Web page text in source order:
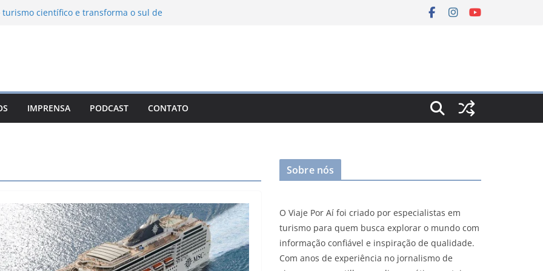
científico e transforma o sul de
das serras brasileiras
Ambiental Immensità bate recorde de
do Jordão
León: o Pueblo Mágico com ruas
e turismo à beira da represa
IMPRENSA PODCAST CONTATO
Sobre nós
O Viaje Por Aí foi criado por especialistas em
turismo para quem busca explorar o mundo com
informação confiável e inspiração de qualidade.
Com anos de experiência no jornalismo de